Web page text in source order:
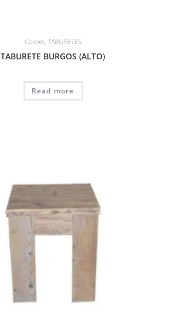
Comer, TABURETES
TABURETE BURGOS (ALTO)
Read more